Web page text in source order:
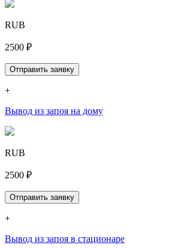
RUB
2500 ₽
Отправить заявку
+
Вывод из запоя на дому
RUB
2500 ₽
Отправить заявку
+
Вывод из запоя в стационаре